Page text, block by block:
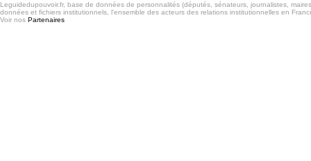
Leguidedupouvoir.fr, base de données de personnalités (députés, sénateurs, journalistes,
données et fichiers institutionnels, l'ensemble des acteurs des relations institutionnelles en
Voir nos Partenaires